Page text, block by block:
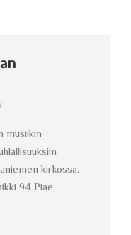
musiikin
kirkossa.
94 Piae